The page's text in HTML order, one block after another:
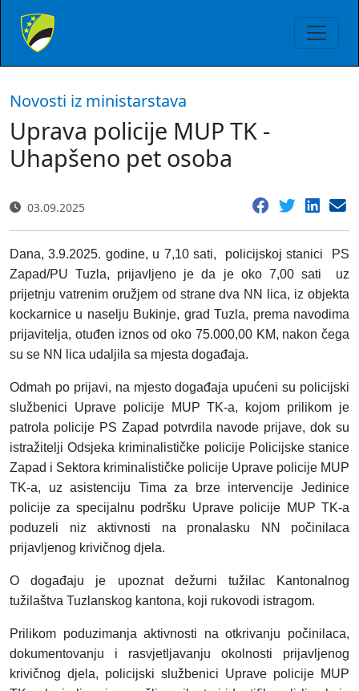
Novosti iz ministarstava
Uprava policije MUP TK -
Uhapšeno pet osoba
03.09.2025
Dana, 3.9.2025. godine, u 7,10 sati, policijskoj stanici PS
Zapad/PU Tuzla, prijavljeno je da je oko 7,00 sati uz
prijetnju vatrenim oružjem od strane dva NN lica, iz objekta
kockarnice u naselju Bukinje, grad Tuzla, prema navodima
prijavitelja, otuđen iznos od oko 75.000,00 KM, nakon čega
su se NN lica udaljila sa mjesta događaja.
Odmah po prijavi, na mjesto događaja upućeni su policijski
službenici Uprave policije MUP TK-a, kojom prilikom je
patrola policije PS Zapad potvrdila navode prijave, dok su
istražitelji Odsjeka kriminalističke policije Policijske stanice
Zapad i Sektora kriminalističke policije Uprave policije MUP
TK-a, uz asistenciju Tima za brze intervencije Jedinice
policije za specijalnu podršku Uprave policije MUP TK-a
poduzeli niz aktivnosti na pronalasku NN počinilaca
prijavljenog krivičnog djela.
O događaju je upoznat dežurni tužilac Kantonalnog
tužilaštva Tuzlanskog kantona, koji rukovodi istragom.
Prilikom poduzimanja aktivnosti na otkrivanju počinilaca,
dokumentovanju i rasvjetljavanju okolnosti prijavljenog
krivičnog djela, policijski službenici Uprave policije MUP